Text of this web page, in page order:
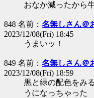
おなか減ったから
848 名前： 名無しさん＠
2023/12/08(Fri) 18:45
うまいッ！
849 名前： 名無しさん＠
2023/12/08(Fri) 18:59
黒と緑の配色をみ
うになっちゃった